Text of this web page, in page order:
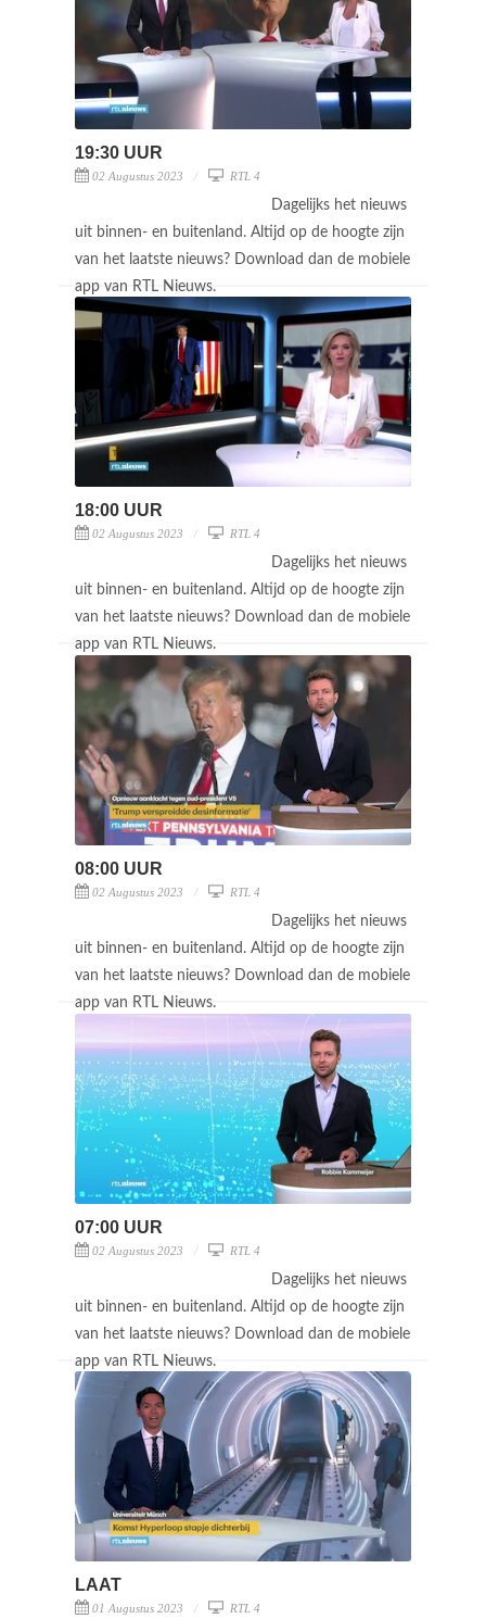
19:30 UUR
02 Augustus 2023 RTL 4
Dagelijks het nieuws
uit binnen- en buitenland. Altijd op de hoogte zijn
van het laatste nieuws? Download dan de mobiele
app van RTL Nieuws.
18:00 UUR
02 Augustus 2023 RTL 4
Dagelijks het nieuws
uit binnen- en buitenland. Altijd op de hoogte zijn
van het laatste nieuws? Download dan de mobiele
app van RTL Nieuws.
08:00 UUR
02 Augustus 2023 RTL 4
Dagelijks het nieuws
uit binnen- en buitenland. Altijd op de hoogte zijn
van het laatste nieuws? Download dan de mobiele
app van RTL Nieuws.
07:00 UUR
02 Augustus 2023 RTL 4
Dagelijks het nieuws
uit binnen- en buitenland. Altijd op de hoogte zijn
van het laatste nieuws? Download dan de mobiele
app van RTL Nieuws.
LAAT
01 Augustus 2023 RTL 4